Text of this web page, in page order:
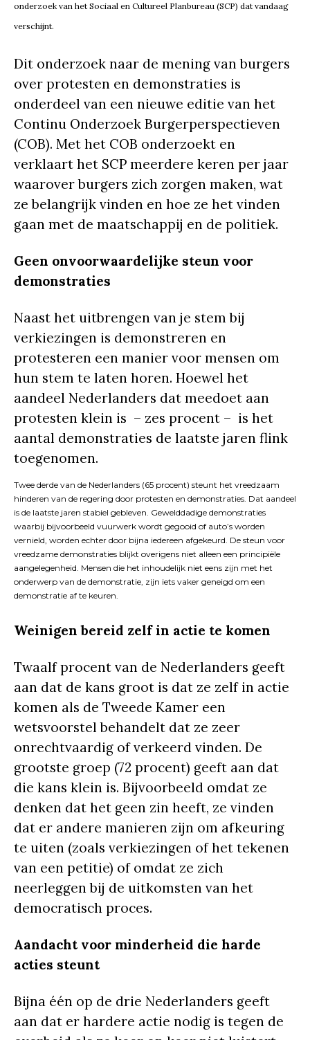
onderzoek van het Sociaal en Cultureel Planbureau (SCP) dat vandaag
verschijnt.
Dit onderzoek naar de mening van burgers
over protesten en demonstraties is
onderdeel van een nieuwe editie van het
Continu Onderzoek Burgerperspectieven
(COB). Met het COB onderzoekt en
verklaart het SCP meerdere keren per jaar
waarover burgers zich zorgen maken, wat
ze belangrijk vinden en hoe ze het vinden
gaan met de maatschappij en de politiek.
Geen onvoorwaardelijke steun voor
demonstraties
Naast het uitbrengen van je stem bij
verkiezingen is demonstreren en
protesteren een manier voor mensen om
hun stem te laten horen. Hoewel het
aandeel Nederlanders dat meedoet aan
protesten klein is – zes procent – is het
aantal demonstraties de laatste jaren flink
toegenomen.
Twee derde van de Nederlanders (65 procent) steunt het vreedzaam
hinderen van de regering door protesten en demonstraties. Dat aandeel
is de laatste jaren stabiel gebleven. Gewelddadige demonstraties
waarbij bijvoorbeeld vuurwerk wordt gegooid of auto’s worden
vernield, worden echter door bijna iedereen afgekeurd. De steun voor
vreedzame demonstraties blijkt overigens niet alleen een principiële
aangelegenheid. Mensen die het inhoudelijk niet eens zijn met het
onderwerp van de demonstratie, zijn iets vaker geneigd om een
demonstratie af te keuren.
Weinigen bereid zelf in actie te komen
Twaalf procent van de Nederlanders geeft
aan dat de kans groot is dat ze zelf in actie
komen als de Tweede Kamer een
wetsvoorstel behandelt dat ze zeer
onrechtvaardig of verkeerd vinden. De
grootste groep (72 procent) geeft aan dat
die kans klein is. Bijvoorbeeld omdat ze
denken dat het geen zin heeft, ze vinden
dat er andere manieren zijn om afkeuring
te uiten (zoals verkiezingen of het tekenen
van een petitie) of omdat ze zich
neerleggen bij de uitkomsten van het
democratisch proces.
Aandacht voor minderheid die harde
acties steunt
Bijna één op de drie Nederlanders geeft
aan dat er hardere actie nodig is tegen de